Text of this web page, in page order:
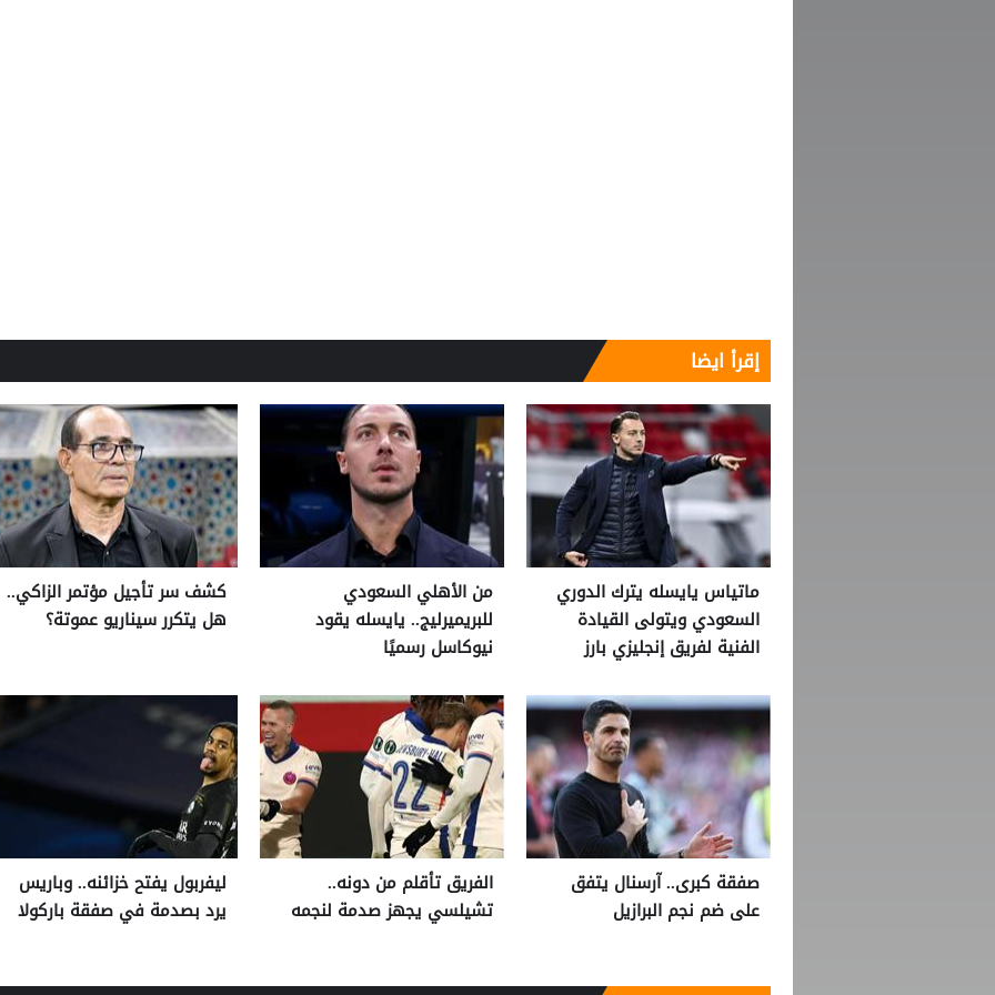
إقرأ ايضا
ماتياس يايسله يترك الدوري
السعودي ويتولى القيادة
الفنية لفريق إنجليزي بارز
من الأهلي السعودي
للبريميرليج.. يايسله يقود
نيوكاسل رسميًا
كشف سر تأجيل مؤتمر الزاكي..
هل يتكرر سيناريو عموتة؟
صفقة كبرى.. آرسنال يتفق
على ضم نجم البرازيل
الفريق تأقلم من دونه..
تشيلسي يجهز صدمة لنجمه
ليفربول يفتح خزائنه.. وباريس
يرد بصدمة في صفقة باركولا